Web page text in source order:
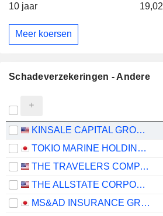
10 jaar
19,02
Meer koersen
Schadeverzekeringen - Andere
KINSALE CAPITAL GROUP, INC.
TOKIO MARINE HOLDINGS, INC.
THE TRAVELERS COMPANIES, INC.
THE ALLSTATE CORPORATION
MS&AD INSURANCE GROUP HOLDINGS, INC.